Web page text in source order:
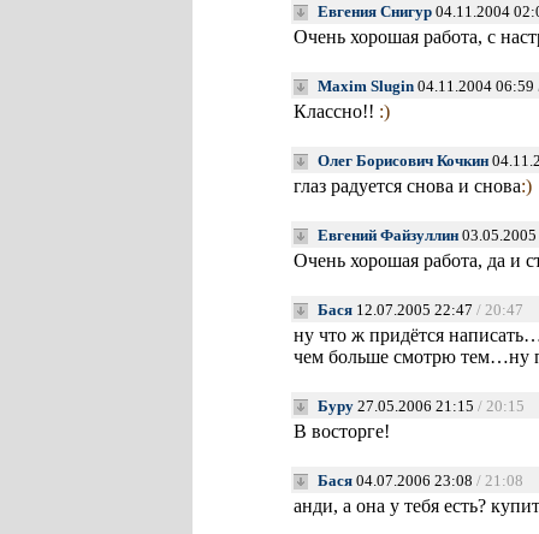
Евгения Снигур 04.11.2004
Очень хорошая работа, с
Maxim Slugin 04.11.2004 06:59
Классно!! :)
Олег Борисович Кочкин
глаз радуется снова и снова:)
Евгений Файзуллин
Очень хорошая работа, да и
Бася 12.07.2005 22:47 / 20:47
ну что ж придётся
чем больше смотрю тем…ну
Буру 27.05.2006 21:15 / 20:15
В восторге!
Бася 04.07.2006 23:08 / 21:08
анди, а она у тебя есть?